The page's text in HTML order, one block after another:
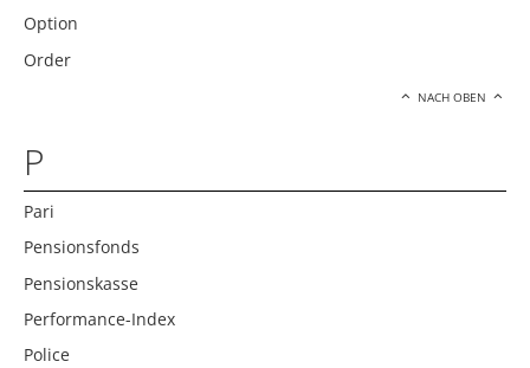
Option
Order
NACH OBEN
P
Pari
Pensionsfonds
Pensionskasse
Performance-Index
Police